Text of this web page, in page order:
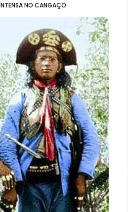
NO CANGAÇO